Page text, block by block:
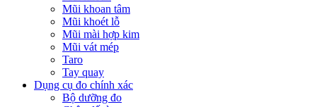
Mũi khoan tâm
Mũi khoét lỗ
Mũi mài hợp kim
Mũi vát mép
Taro
Tay quay
Dụng cụ đo chính xác
Bộ dưỡng đo